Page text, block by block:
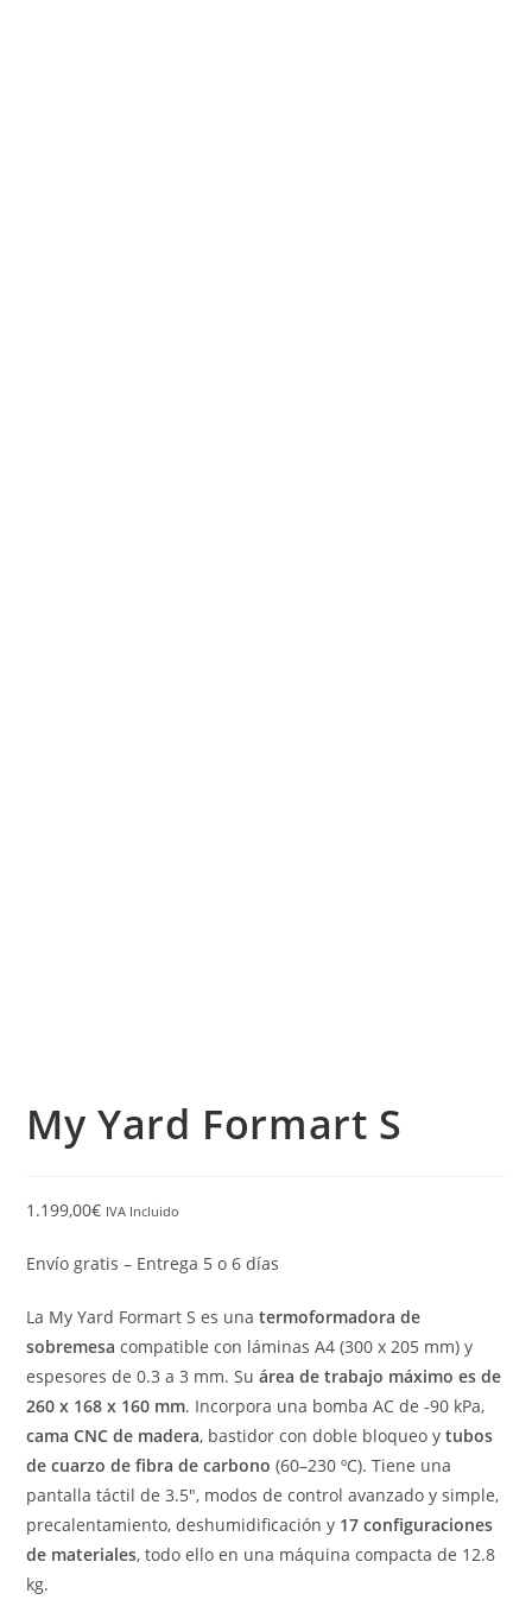
My Yard Formart S
1.199,00€ IVA Incluido
Envío gratis – Entrega 5 o 6 días
La My Yard Formart S es unatermoformadora de
sobremesa compatible con láminas A4 (300 x 205 mm) y
espesores de 0.3 a 3 mm. Suárea de trabajo máximo es de
260 x 168 x 160 mm. Incorpora una bomba AC de -90 kPa,
cama CNC de madera, bastidor con doble bloqueo y tubos
de cuarzo de fibra de carbono (60–230 ºC). Tiene una
pantalla táctil de 3.5″, modos de control avanzado y simple,
precalentamiento, deshumidificación y 17 configuraciones
de materiales, todo ello en una máquina compacta de 12.8
kg.